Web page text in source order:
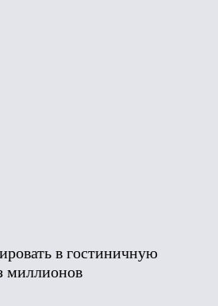
в гостиничную
миллионов